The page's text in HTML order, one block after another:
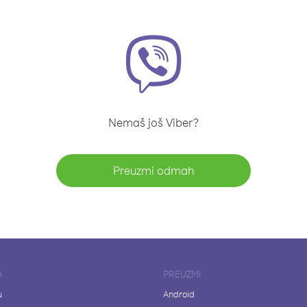
Nemaš još Viber?
Preuzmi odmah
PREUZMI
Android